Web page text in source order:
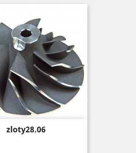
Price
zloty28.06